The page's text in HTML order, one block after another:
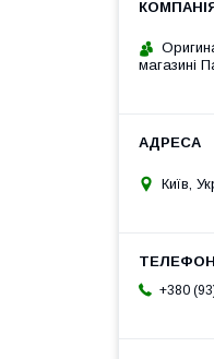
магазині
Київ,
+380